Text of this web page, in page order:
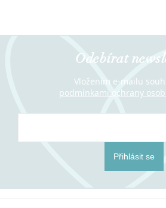
Odebírat
Vložením e-mailu
podmínkami ochrany
Přihlásit se